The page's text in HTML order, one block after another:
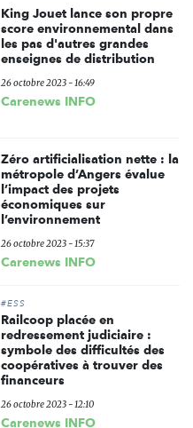
King Jouet lance son propre
score environnemental dans
les pas d'autres grandes
enseignes de distribution
26 octobre 2023 - 16:49
Carenews INFO
Zéro artificialisation nette : la
métropole d’Angers évalue
l’impact des projets
économiques sur
l’environnement
26 octobre 2023 - 15:37
Carenews INFO
#ESS
Railcoop placée en
redressement judiciaire :
symbole des difficultés des
coopératives à trouver des
financeurs
26 octobre 2023 - 12:10
Carenews INFO